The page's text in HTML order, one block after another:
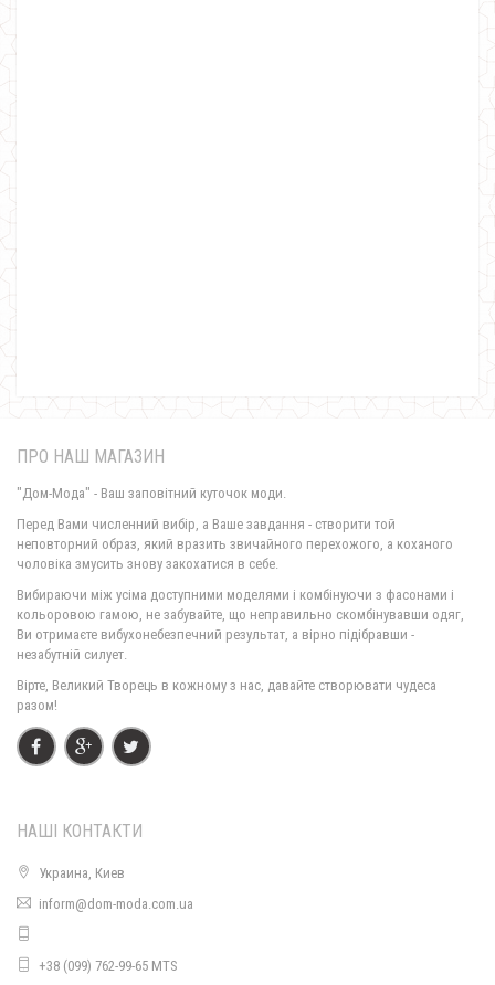
530.00грн.
ПРО НАШ МАГАЗИН
"Дом-Мода" - Ваш заповітний куточок моди.
Перед Вами численний вибір, а Ваше завдання - створити той
неповторний образ, який вразить звичайного перехожого, а коханого
чоловіка змусить знову закохатися в себе.
Вибираючи між усіма доступними моделями і комбінуючи з фасонами і
кольоровою гамою, не забувайте, що неправильно скомбінувавши одяг,
Ви отримаєте вибухонебезпечний результат, а вірно підібравши -
незабутній силует.
Вірте, Великий Творець в кожному з нас, давайте створювати чудеса
разом!
НАШІ КОНТАКТИ
Украина, Киев
inform@dom-moda.com.ua
+38 (099) 762-99-65 MTS